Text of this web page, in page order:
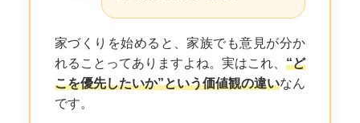
家づくりを始めると、家族でも意見が分か
れることってありますよね。実はこれ、 “ど
こを優先したいか”という価値観の違いなん
です。